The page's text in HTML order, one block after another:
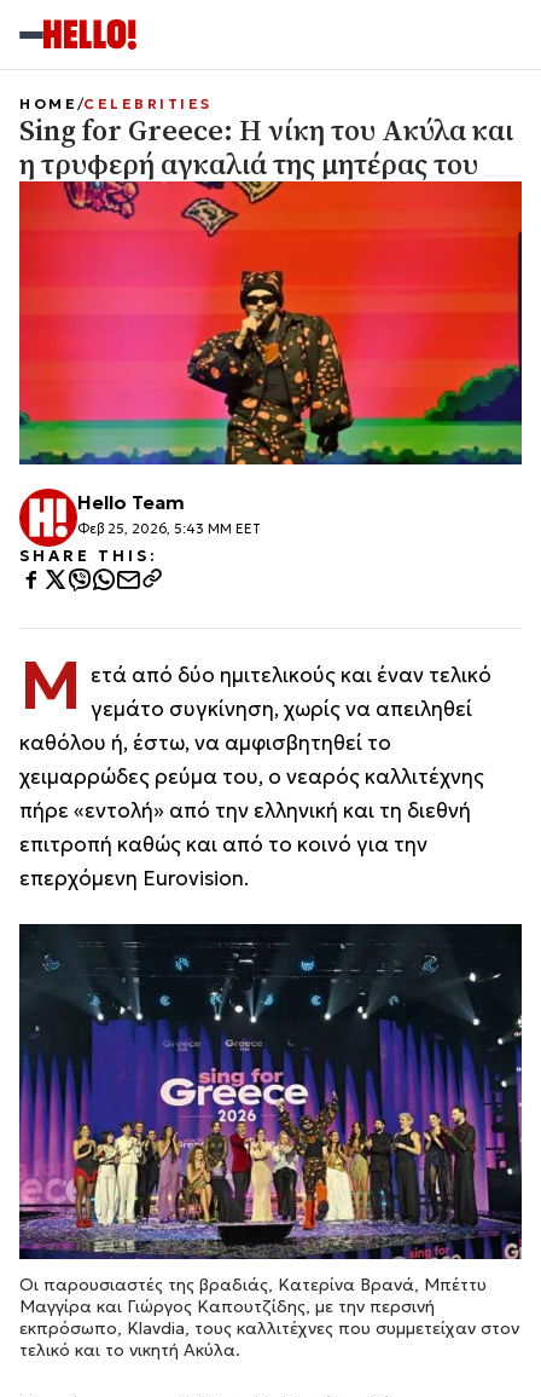
HOME CELEBRITIES
Sing for Greece: Η νίκη του Ακύλα και
η τρυφερή αγκαλιά της μητέρας του
Hello Team
Φεβ 25, 2026, 5:43 ΜΜ EET
SHARE THIS:
Μ ετά από δύο ημιτελικούς και έναν τελικό
γεμάτο συγκίνηση, χωρίς να απειληθεί
καθόλου ή, έστω, να αμφισβητηθεί το
χειμαρρώδες ρεύμα του, ο νεαρός καλλιτέχνης
πήρε «εντολή» από την ελληνική και τη διεθνή
επιτροπή καθώς και από το κοινό για την
επερχόμενη Eurovision.
Οι παρουσιαστές της βραδιάς, Κατερίνα Βρανά, Μπέττυ
Μαγγίρα και Γιώργος Καπουτζίδης, με την περσινή
εκπρόσωπο, Klavdia, τους καλλιτέχνες που συμμετείχαν στον
τελικό και το νικητή Ακύλα.